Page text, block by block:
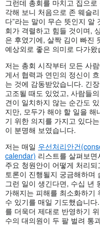
그런데 총회를 마치고 집으
각해 보니 처음으로 존 웨슬
다”라는 말이 무슨 뜻인지 알
회가 격렬하고 힘들 것이며,
은 후였기에, 살짝 김이 빠진
예상외로 좋은 의미로 다가왔
저는 총회 시작부터 모든 사
게서 협력과 연민의 정신이
는 것에 감동받았습니다. 긴
고조될 때도 있었고, 사람들
견이 일치하지 않는 순간도
지만, 모두가 해야 할 일을 해
기 위한 의지를 가지고 있다
이 분명해 보였습니다.
저는 매일 우선처리안건
calendar) 리스트를 살펴보면
주요 청원안이 어떻게 처리되
토론이 진행될지 궁금해하며
그런 일이 생긴다면, 수십 년
가해지는 피해를 최소화하기
수 있기를 매일 기도했습니
를 더욱더 제대로 반영하기
수의 대의원이 두 팔 벌려 통